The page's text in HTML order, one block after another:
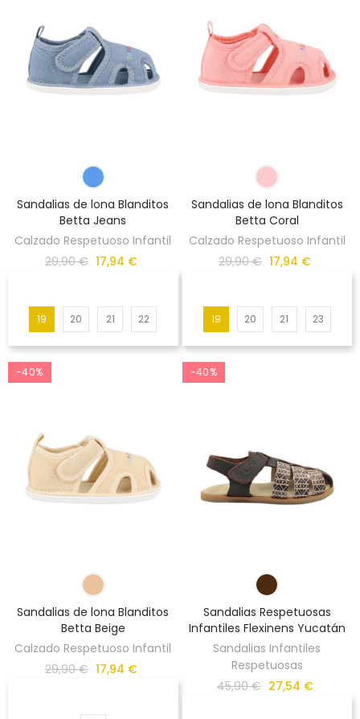
Sandalias de lona Blanditos
Betta Jeans
Calzado Respetuoso Infantil
29,90 € 17,94 €
19 20 21 22
Sandalias de lona Blanditos
Betta Coral
Calzado Respetuoso Infantil
29,90 € 17,94 €
19 20 21 23
-40%
Sandalias de lona Blanditos
Betta Beige
Calzado Respetuoso Infantil
29,90 € 17,94 €
-40%
Sandalias Respetuosas
Infantiles Flexinens Yucatán
Sandalias Infantiles
Respetuosas
45,90 € 27,54 €